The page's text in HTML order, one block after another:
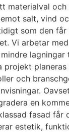
materialval och
salt, vind
som den
Vi arbetar
projekt
och
en
fasad
estetik,